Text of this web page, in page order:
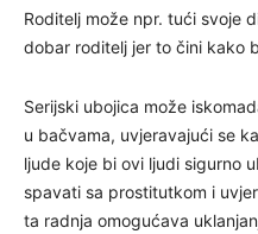
Roditelj može npr. tući svoje
dobar roditelj jer to čini kako
Serijski ubojica može
u bačvama, uvjeravajući se
ljude koje bi ovi ljudi sigurno
spavati sa prostitutkom i
ta radnja omogućava